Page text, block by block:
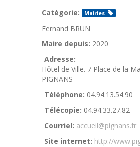
Catégorie: Mairies
Fernand BRUN
Maire depuis: 2020
Adresse:
Hôtel de Ville. 7 Place de la
PIGNANS
Téléphone: 04.94.13.54.90
Télécopie: 04.94.33.27.82
Courriel: accueil@pignans.fr
Site internet: http://